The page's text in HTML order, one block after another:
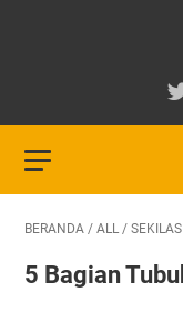
BERANDA / ALL /
5 Bagian